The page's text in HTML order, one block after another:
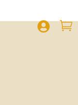
 